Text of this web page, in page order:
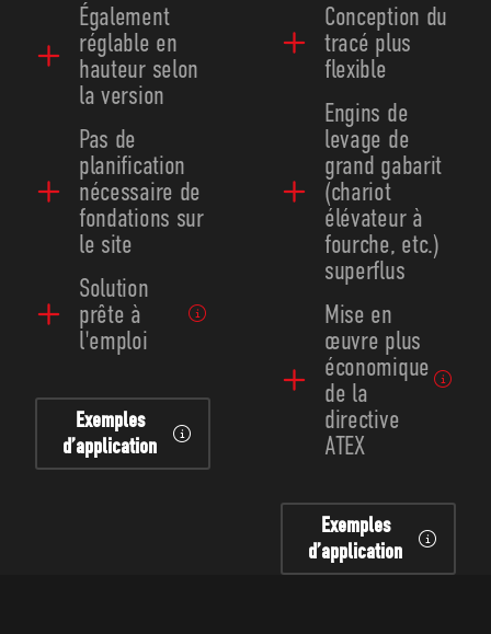
Également
réglable en
hauteur selon
la version
Pas de
planification
nécessaire de
fondations sur
le site
Solution
prête à
l'emploi
Exemples
d’application
Conception du
tracé plus
flexible
Engins de
levage de
grand gabarit
(chariot
élévateur à
fourche, etc.)
superflus
Mise en
œuvre plus
économique
de la
directive
ATEX
Exemples
d’application